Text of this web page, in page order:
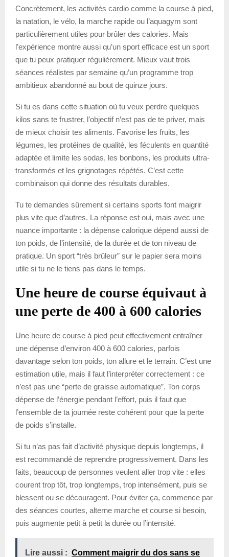
Concrètement, les activités cardio comme la course à pied,
la natation, le vélo, la marche rapide ou l’aquagym sont
particulièrement utiles pour brûler des calories. Mais
l’expérience montre aussi qu’un sport efficace est un sport
que tu peux pratiquer régulièrement. Mieux vaut trois
séances réalistes par semaine qu’un programme trop
ambitieux abandonné au bout de quinze jours.
Si tu es dans cette situation où tu veux perdre quelques
kilos sans te frustrer, l’objectif n’est pas de te priver, mais
de mieux choisir tes aliments. Favorise les fruits, les
légumes, les protéines de qualité, les féculents en quantité
adaptée et limite les sodas, les bonbons, les produits ultra-
transformés et les grignotages répétés. C’est cette
combinaison qui donne des résultats durables.
Tu te demandes sûrement si certains sports font maigrir
plus vite que d’autres. La réponse est oui, mais avec une
nuance importante : la dépense calorique dépend aussi de
ton poids, de l’intensité, de la durée et de ton niveau de
pratique. Un sport “très brûleur” sur le papier sera moins
utile si tu ne le tiens pas dans le temps.
Une heure de course équivaut à
une perte de 400 à 600 calories
Une heure de course à pied peut effectivement entraîner
une dépense d’environ 400 à 600 calories, parfois
davantage selon ton poids, ton allure et le terrain. C’est une
estimation utile, mais il faut l’interpréter correctement : ce
n’est pas une “perte de graisse automatique”. Ton corps
dépense de l’énergie pendant l’effort, puis il faut que
l’ensemble de ta journée reste cohérent pour que la perte
de poids s’installe.
Si tu n’as pas fait d’activité physique depuis longtemps, il
est recommandé de reprendre progressivement. Dans les
faits, beaucoup de personnes veulent aller trop vite : elles
courent trop tôt, trop longtemps, trop intensément, puis se
blessent ou se découragent. Pour éviter ça, commence par
des séances courtes, alterne marche et course si besoin,
puis augmente petit à petit la durée ou l’intensité.
Lire aussi : Comment maigrir du dos sans se